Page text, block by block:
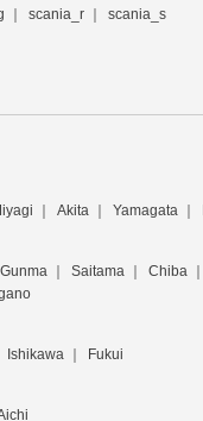
scania_r scania_s
Akita Yamagata
Gunma Saitama Chiba
Ishikawa Fukui